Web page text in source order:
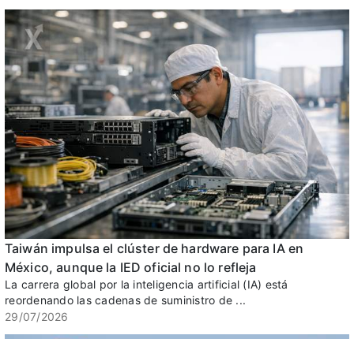
Taiwán impulsa el clúster de hardware para IA en
México, aunque la IED oficial no lo refleja
La carrera global por la inteligencia artificial (IA) está
reordenando las cadenas de suministro de ...
29/07/2026